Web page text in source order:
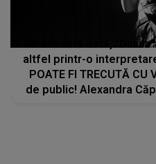
De această dată,
altfel printr-o
POATE FI TRECUTĂ CU
de public! Alexandra